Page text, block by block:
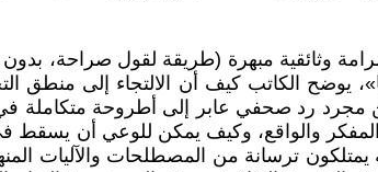
وثائقية مبهرة (طريقة لقول صراحة، بدون
يوضح الكاتب كيف أن الالتجاء إلى منطق
مجرد رد صحفي عابر إلى أطروحة متكاملة
المفكر والواقع، وكيف يمكن للوعي أن
ترسانة من المصطلحات والآليات